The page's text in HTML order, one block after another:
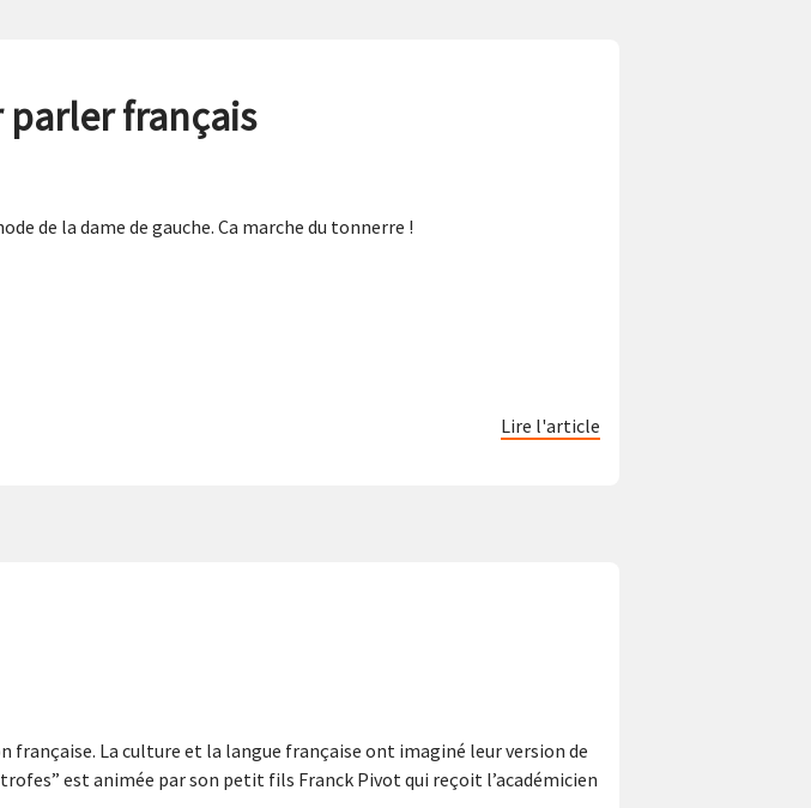
français
de la dame de gauche. Ca marche du tonnerre !
Lire l'article
La culture et la langue française ont imaginé leur version de
est animée par son petit fils Franck Pivot qui reçoit l’académicien